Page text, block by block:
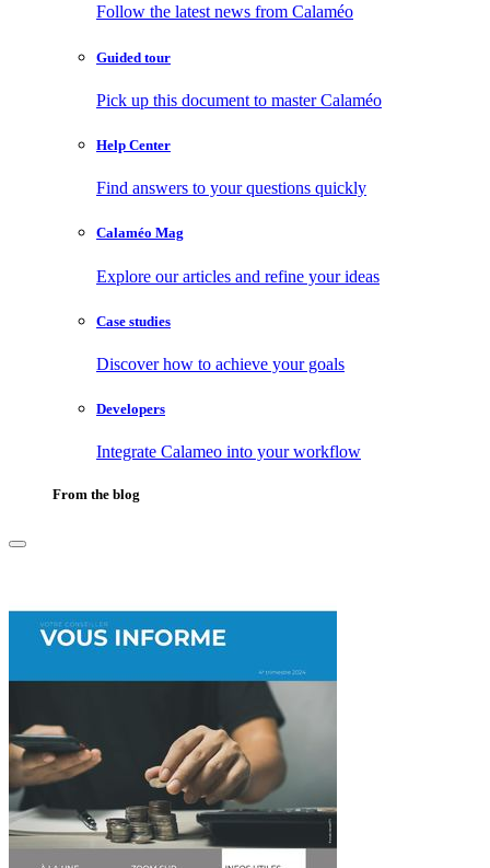
Follow the latest news from Calaméo
Guided tour
Pick up this document to master Calaméo
Help Center
Find answers to your questions quickly
Calaméo Mag
Explore our articles and refine your ideas
Case studies
Discover how to achieve your goals
Developers
Integrate Calameo into your workflow
From the blog